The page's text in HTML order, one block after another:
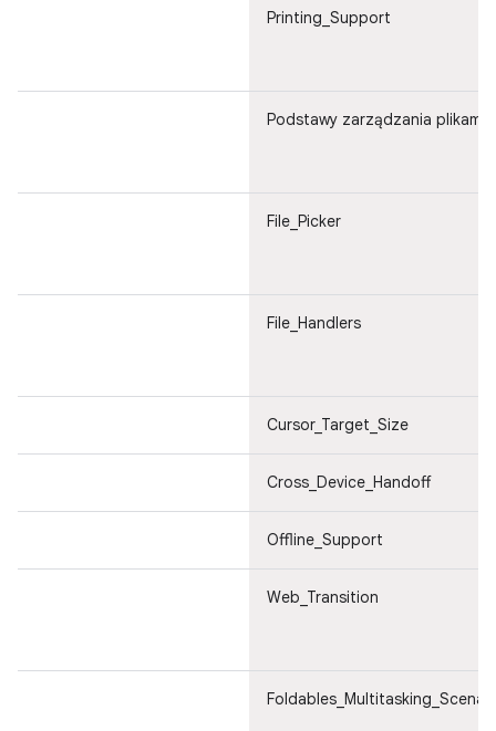
Printing_Support
Podstawy zarządzania plikami
File_Picker
File_Handlers
Cursor_Target_Size
Cross_Device_Handoff
Offline_Support
Web_Transition